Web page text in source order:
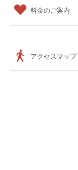
料金のご案内
アクセスマップ